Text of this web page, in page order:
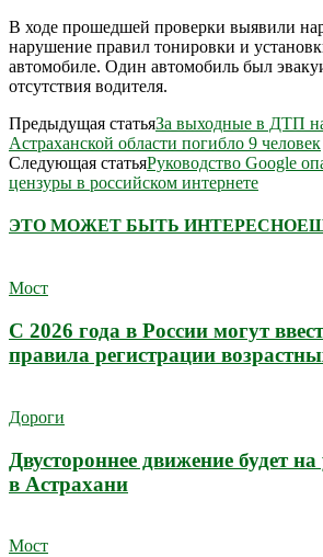
В ходе прошедшей проверки выявили
нарушение правил тонировки и
автомобиле. Один автомобиль был
отсутствия водителя.
Предыдущая статьяЗа выходные в ДТП
Астраханской области погибло 9 человек
Следующая статьяРуководство Google
цензуры в российском интернете
ЭТО МОЖЕТ БЫТЬ ИНТЕРЕСНО
Мост
С 2026 года в России могут
правила регистрации
Дороги
Двустороннее движение будет
в Астрахани
Мост